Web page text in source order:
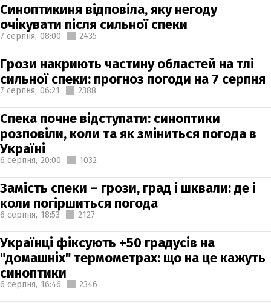
Синоптикиня відповіла, яку негоду
очікувати після сильної спеки
7 серпня, 08:00 2435
Грози накриють частину областей на тлі
сильної спеки: прогноз погоди на 7 серпня
7 серпня, 06:21 2388
Спека почне відступати: синоптики
розповіли, коли та як зміниться погода в
Україні
6 серпня, 20:00 1032
Замість спеки – грози, град і шквали: де і
коли погіршиться погода
6 серпня, 18:53 2127
Українці фіксують +50 градусів на
"домашніх" термометрах: що на це кажуть
синоптики
6 серпня, 16:46 2346